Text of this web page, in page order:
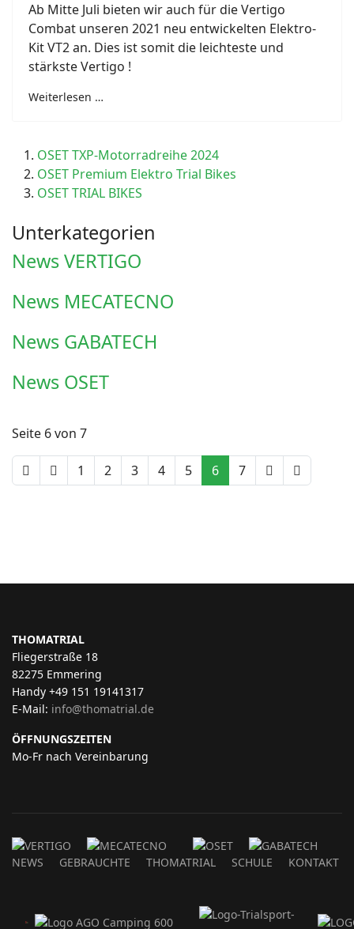
Ab Mitte Juli bieten wir auch für die Vertigo
Combat unseren 2021 neu entwickelten Elektro-
Kit VT2 an. Dies ist somit die leichteste und
stärkste Vertigo !
Weiterlesen …
OSET TXP-Motorradreihe 2024
OSET Premium Elektro Trial Bikes
OSET TRIAL BIKES
Unterkategorien
News VERTIGO
News MECATECNO
News GABATECH
News OSET
Seite 6 von 7
1 2 3 4 5 6 7
THOMATRIAL
Fliegerstraße 18
82275 Emmering
Handy +49 151 19141317
E-Mail: info@thomatrial.de
ÖFFNUNGSZEITEN
Mo-Fr nach Vereinbarung
NEWS GEBRAUCHTE THOMATRIAL SCHULE KONTAKT